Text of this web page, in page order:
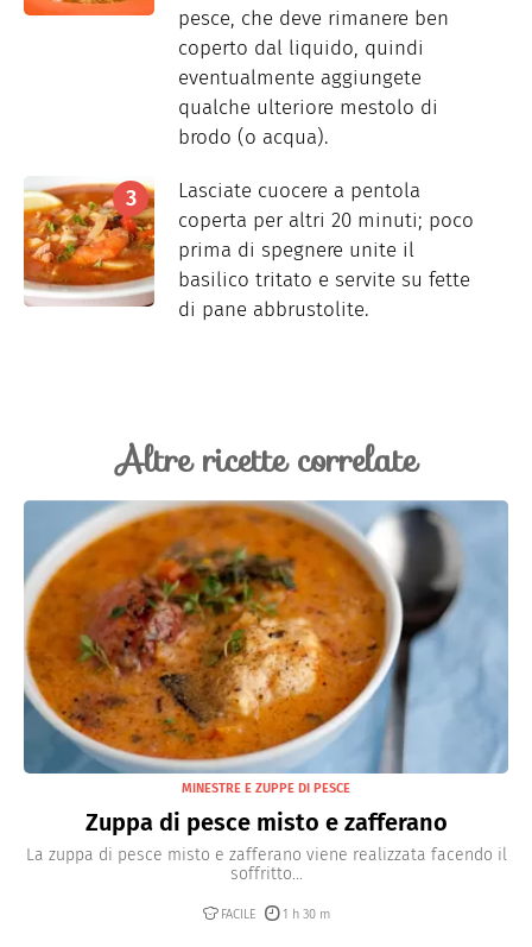
pesce, che deve rimanere ben
coperto dal liquido, quindi
eventualmente aggiungete
qualche ulteriore mestolo di
brodo (o acqua).
Lasciate cuocere a pentola
coperta per altri 20 minuti; poco
prima di spegnere unite il
basilico tritato e servite su fette
di pane abbrustolite.
Altre ricette correlate
MINESTRE E ZUPPE DI PESCE
Zuppa di pesce misto e zafferano
La zuppa di pesce misto e zafferano viene realizzata facendo il
soffritto...
FACILE 1 h 30 m